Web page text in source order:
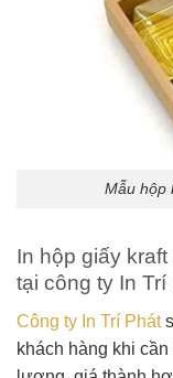
Mẫu hộp
In hộp giấy
tại công ty In Trí
Công ty In Trí Phát
khách hàng khi